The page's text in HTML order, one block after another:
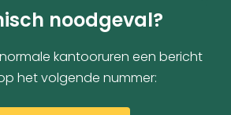
noodgeval?
kantooruren een bericht
het volgende nummer: